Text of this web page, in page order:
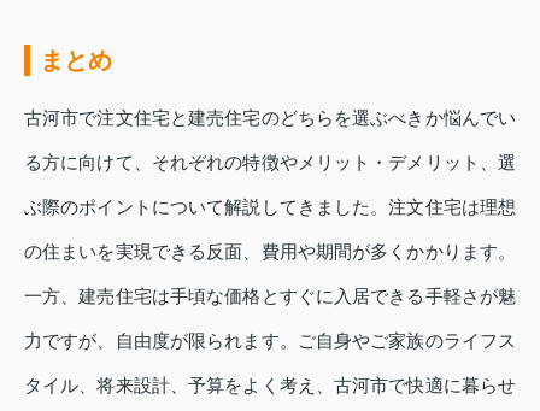
まとめ
古河市で注文住宅と建売住宅のどちらを選ぶべきか悩んでい
る方に向けて、それぞれの特徴やメリット・デメリット、選
ぶ際のポイントについて解説してきました。注文住宅は理想
の住まいを実現できる反面、費用や期間が多くかかります。
一方、建売住宅は手頃な価格とすぐに入居できる手軽さが魅
力ですが、自由度が限られます。ご自身やご家族のライフス
タイル、将来設計、予算をよく考え、古河市で快適に暮らせ